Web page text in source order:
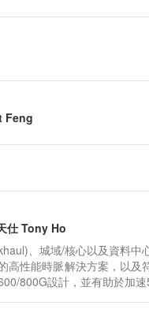
Feng
仕 Tony Ho
、城域/核心以及資料中
性能時脈解決方案，以及
800G設計，並有助於加速